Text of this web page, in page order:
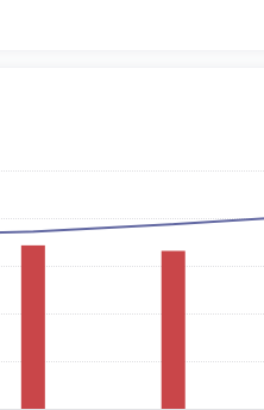
深圳证券交易所经理、麦顿投资副总
长。